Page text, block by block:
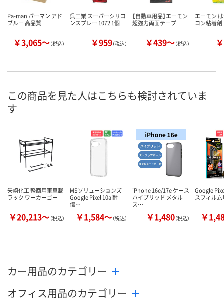
Pa-man パーマン アド
ブルー 高品質
￥3,065～（税込）
呉工業 スーパーシリコ
ンスプレー 1072 1個
￥959（税込）
【自動車用品】エーモン
超強力両面テープ
￥439～（税込）
エーモン
コン粘着剤
この商品を見た人はこちらも検討されていま
す
矢崎化工 軽商用車車載
ラック ワーカーゴー
￥20,213～（税込）
MSソリューションズ
Google Pixel 10a 耐
傷…
￥1,584～（税込）
iPhone 16e/17e ケース
ハイブリッド メタル
ス…
￥1,480（税込）
Google
スフィル
￥
カー用品のカテゴリー
オフィス用品のカテゴリー